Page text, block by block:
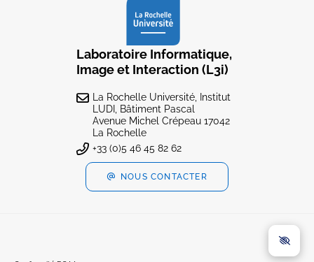
Laboratoire Informatique,
Image et Interaction (L3i)
La Rochelle Université, Institut
LUDI, Bâtiment Pascal
Avenue Michel Crépeau 17042
La Rochelle
+33 (0)5 46 45 82 62
NOUS CONTACTER